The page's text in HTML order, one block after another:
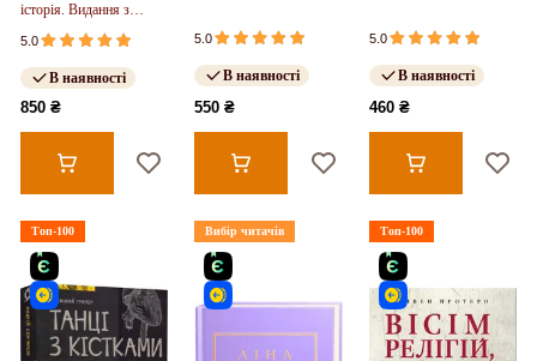
історія. Видання з
ілюстрованим зрізом
(у)
5.0
В наявності
850 ₴
5.0
В наявності
550 ₴
5.0
В наявності
460 ₴
Топ-100 Вибір читачів Топ-100